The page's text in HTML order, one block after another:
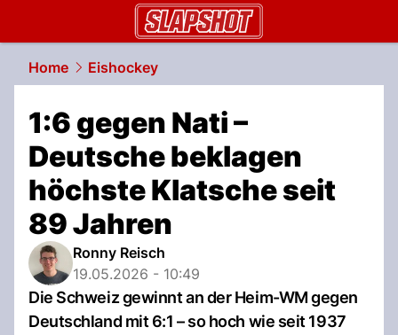
Home Eishockey
1:6 gegen Nati –
Deutsche beklagen
höchste Klatsche seit
89 Jahren
Ronny Reisch
19.05.2026 - 10:49
Die Schweiz gewinnt an der Heim-WM gegen
Deutschland mit 6:1 – so hoch wie seit 1937